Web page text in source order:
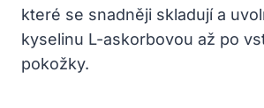
které se snadněji skladují a
kyselinu L-askorbovou až po
pokožky.